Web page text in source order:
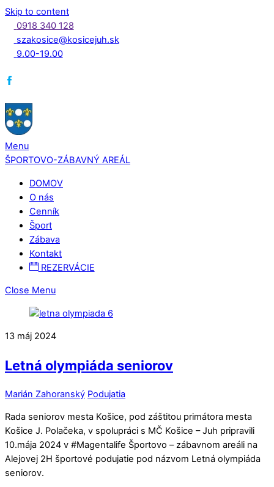
Skip to content
0918 340 128
szakosice@kosicejuh.sk
9.00-19.00
Menu
ŠPORTOVO-ZÁBAVNÝ AREÁL
DOMOV
O nás
Cenník
Šport
Zábava
Kontakt
REZERVÁCIE
Close Menu
13 máj 2024
Letná olympiáda seniorov
Marián Zahoranský Podujatia
Rada seniorov mesta Košice, pod záštitou primátora mesta
Košice J. Polačeka, v spolupráci s MČ Košice – Juh pripravili
10.mája 2024 v #Magentalife Športovo – zábavnom areáli na
Alejovej 2H športové podujatie pod názvom Letná olympiáda
seniorov.